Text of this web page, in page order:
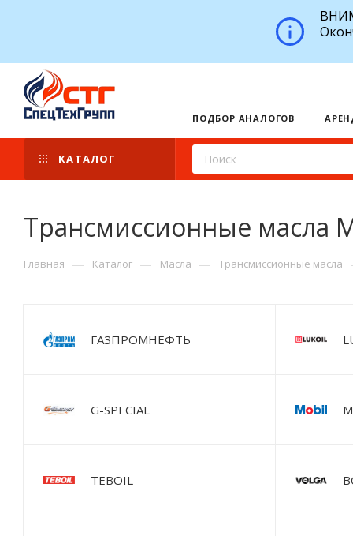
ПОДБОР АНАЛОГОВ
КАТАЛОГ
Трансмиссионные масла
Главная — Каталог — Масла — Трансмиссионные масла
ГАЗПРОМНЕФТЬ
G-SPECIAL
TEBOIL